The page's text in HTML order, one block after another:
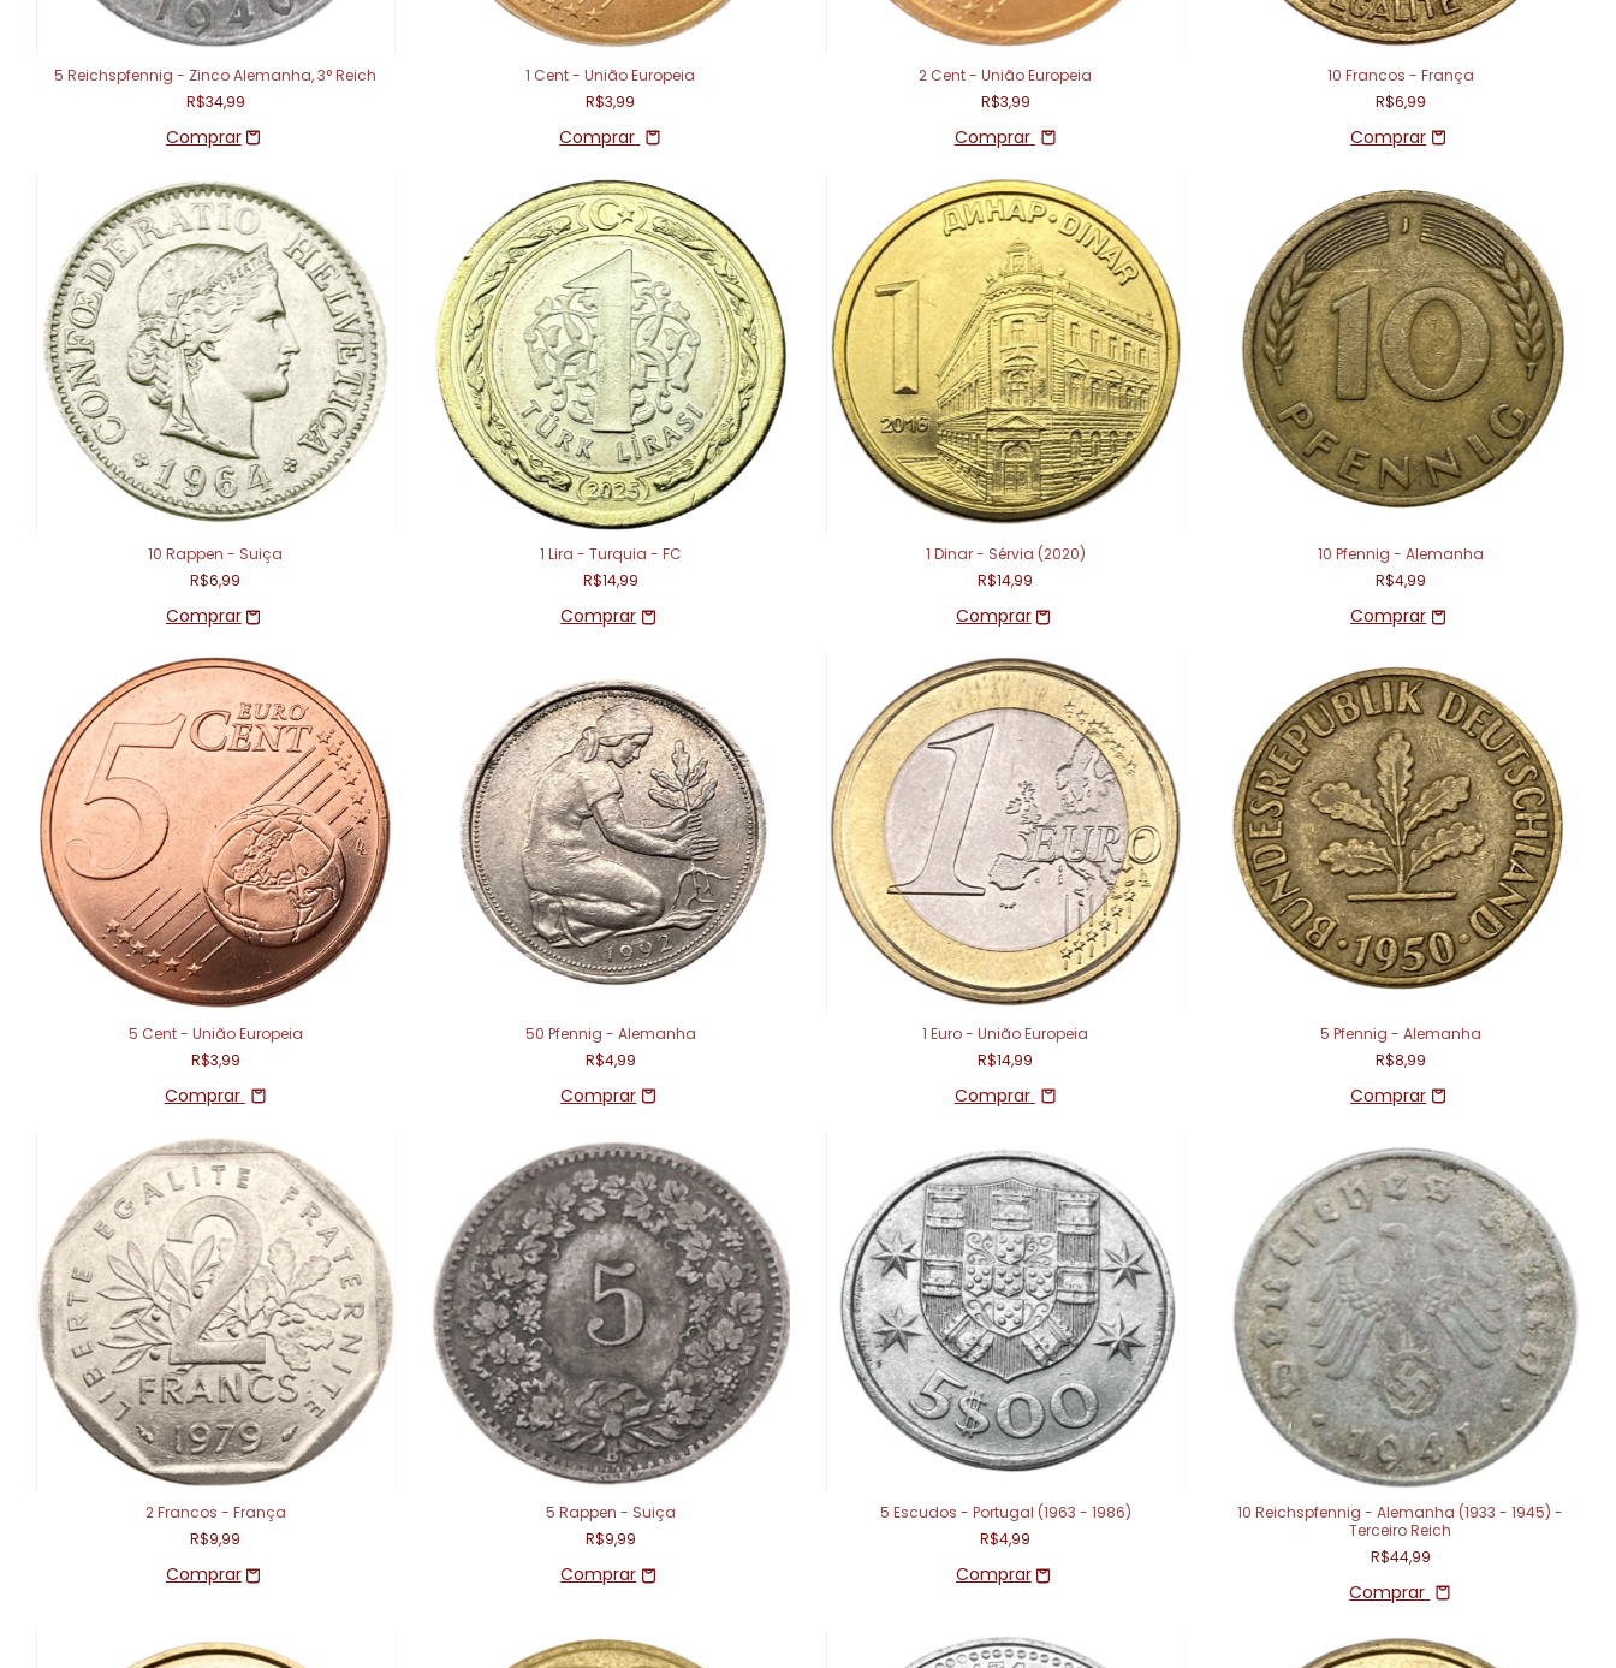
5 Reichspfennig - Zinco Alemanha, 3° Reich
R$34,99
1 Cent - União Europeia
R$3,99
Comprar
2 Cent - União Europeia
R$3,99
Comprar
10 Francos - França
R$6,99
10 Rappen - Suiça
R$6,99
1 Lira - Turquia - FC
R$14,99
1 Dinar - Sérvia (2020)
R$14,99
10 Pfennig - Alemanha
R$4,99
5 Cent - União Europeia
R$3,99
Comprar
50 Pfennig - Alemanha
R$4,99
1 Euro - União Europeia
R$14,99
Comprar
5 Pfennig - Alemanha
R$8,99
2 Francos - França
R$9,99
5 Rappen - Suiça
R$9,99
5 Escudos - Portugal (1963 - 1986)
R$4,99
10 Reichspfennig - Alemanha (1933 - 1945) -
Terceiro Reich
R$44,99
Comprar